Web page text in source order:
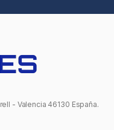
- Valencia 46130 España.